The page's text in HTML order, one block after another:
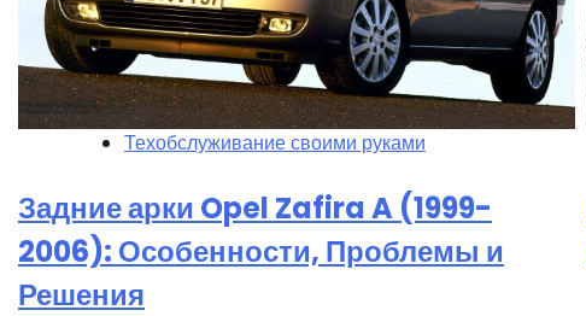
Техобслуживание своими руками
Задние арки Opel Zafira A (1999-
2006): Особенности, Проблемы и
Решения